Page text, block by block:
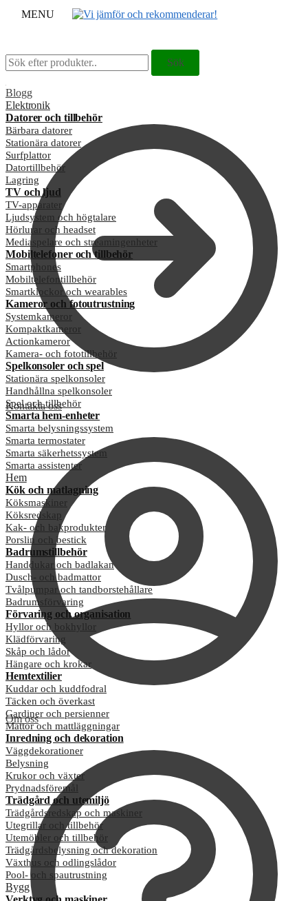
MENU
Sök
efter:
Sök
Blogg
Kontakta oss
Om oss
Sök
efter:
Sök
Elektronik
Datorer och tillbehör
Bärbara datorer
Stationära datorer
Surfplattor
Datortillbehör
Lagring
TV och ljud
TV-apparater
Ljudsystem och högtalare
Hörlurar och headset
Mediaspelare och streamingenheter
Mobiltelefoner och tillbehör
Smartphones
Mobiltelefontillbehör
Smartklockor och wearables
Kameror och fotoutrustning
Systemkameror
Kompaktkameror
Actionkameror
Kamera- och fototillbehör
Spelkonsoler och spel
Stationära spelkonsoler
Handhållna spelkonsoler
Spel och tillbehör
Smarta hem-enheter
Smarta belysningssystem
Smarta termostater
Smarta säkerhetssystem
Smarta assistenter
Hem
Kök och matlagning
Köksmaskiner
Köksredskap
Kak- och bakprodukter
Porslin och bestick
Badrumstillbehör
Handdukar och badlakan
Dusch- och badmattor
Tvålpumpar och tandborstehållare
Badrumsförvaring
Förvaring och organisation
Hyllor och bokhyllor
Klädförvaring
Skåp och lådor
Hängare och krokar
Hemtextilier
Kuddar och kuddfodral
Täcken och överkast
Gardiner och persienner
Mattor och mattläggningar
Inredning och dekoration
Väggdekorationer
Belysning
Krukor och växter
Prydnadsföremål
Trädgård och utemiljö
Trädgårdsredskap och maskiner
Utegrillar och tillbehör
Utemöbler och tillbehör
Trädgårdsbelysning och dekoration
Växthus och odlingslådor
Pool- och spautrustning
Bygg